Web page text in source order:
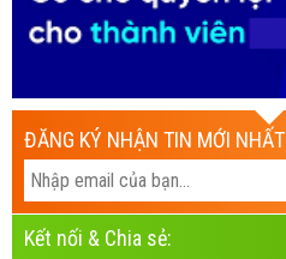
ĐĂNG KÝ NHẬN TIN MỚI NHẤT
Kết nối & Chia sẻ: